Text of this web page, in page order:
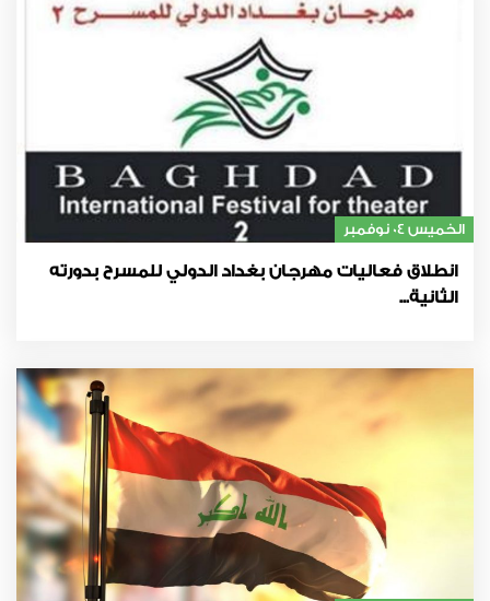
الخميس 04 نوفمبر
انطلاق فعاليات مهرجان بغداد الدولي للمسرح بدورته
الثانية...